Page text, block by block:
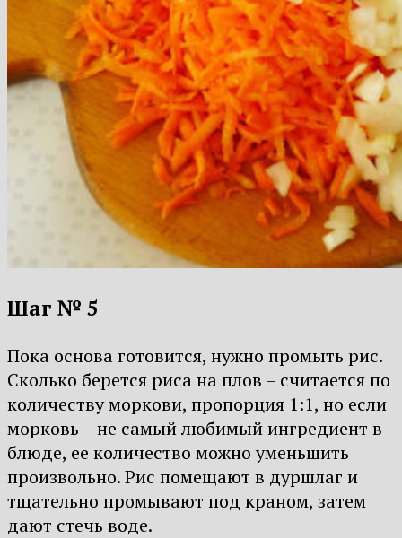
Шаг № 5
Пока основа готовится, нужно промыть рис.
Сколько берется риса на плов – считается по
количеству моркови, пропорция 1:1, но если
морковь – не самый любимый ингредиент в
блюде, ее количество можно уменьшить
произвольно. Рис помещают в дуршлаг и
тщательно промывают под краном, затем
дают стечь воде.